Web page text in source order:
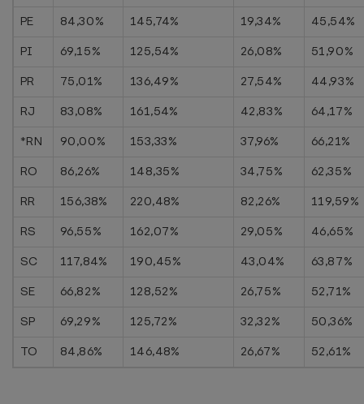
PE
84,30% 145,74% 19,34%
45,54%
PI
69,15% 125,54% 26,08%
51,90%
PR
75,01% 136,49% 27,54%
44,93%
RJ
83,08% 161,54% 42,83%
64,17%
*RN
90,00% 153,33% 37,96%
66,21%
RO
86,26% 148,35% 34,75%
62,35%
RR
156,38% 220,48% 82,26%
119,59%
RS
96,55% 162,07% 29,05%
46,65%
SC
117,84% 190,45% 43,04%
63,87%
SE
66,82% 128,52% 26,75%
52,71%
SP
69,29% 125,72% 32,32%
50,36%
TO
84,86% 146,48% 26,67% 52,61%